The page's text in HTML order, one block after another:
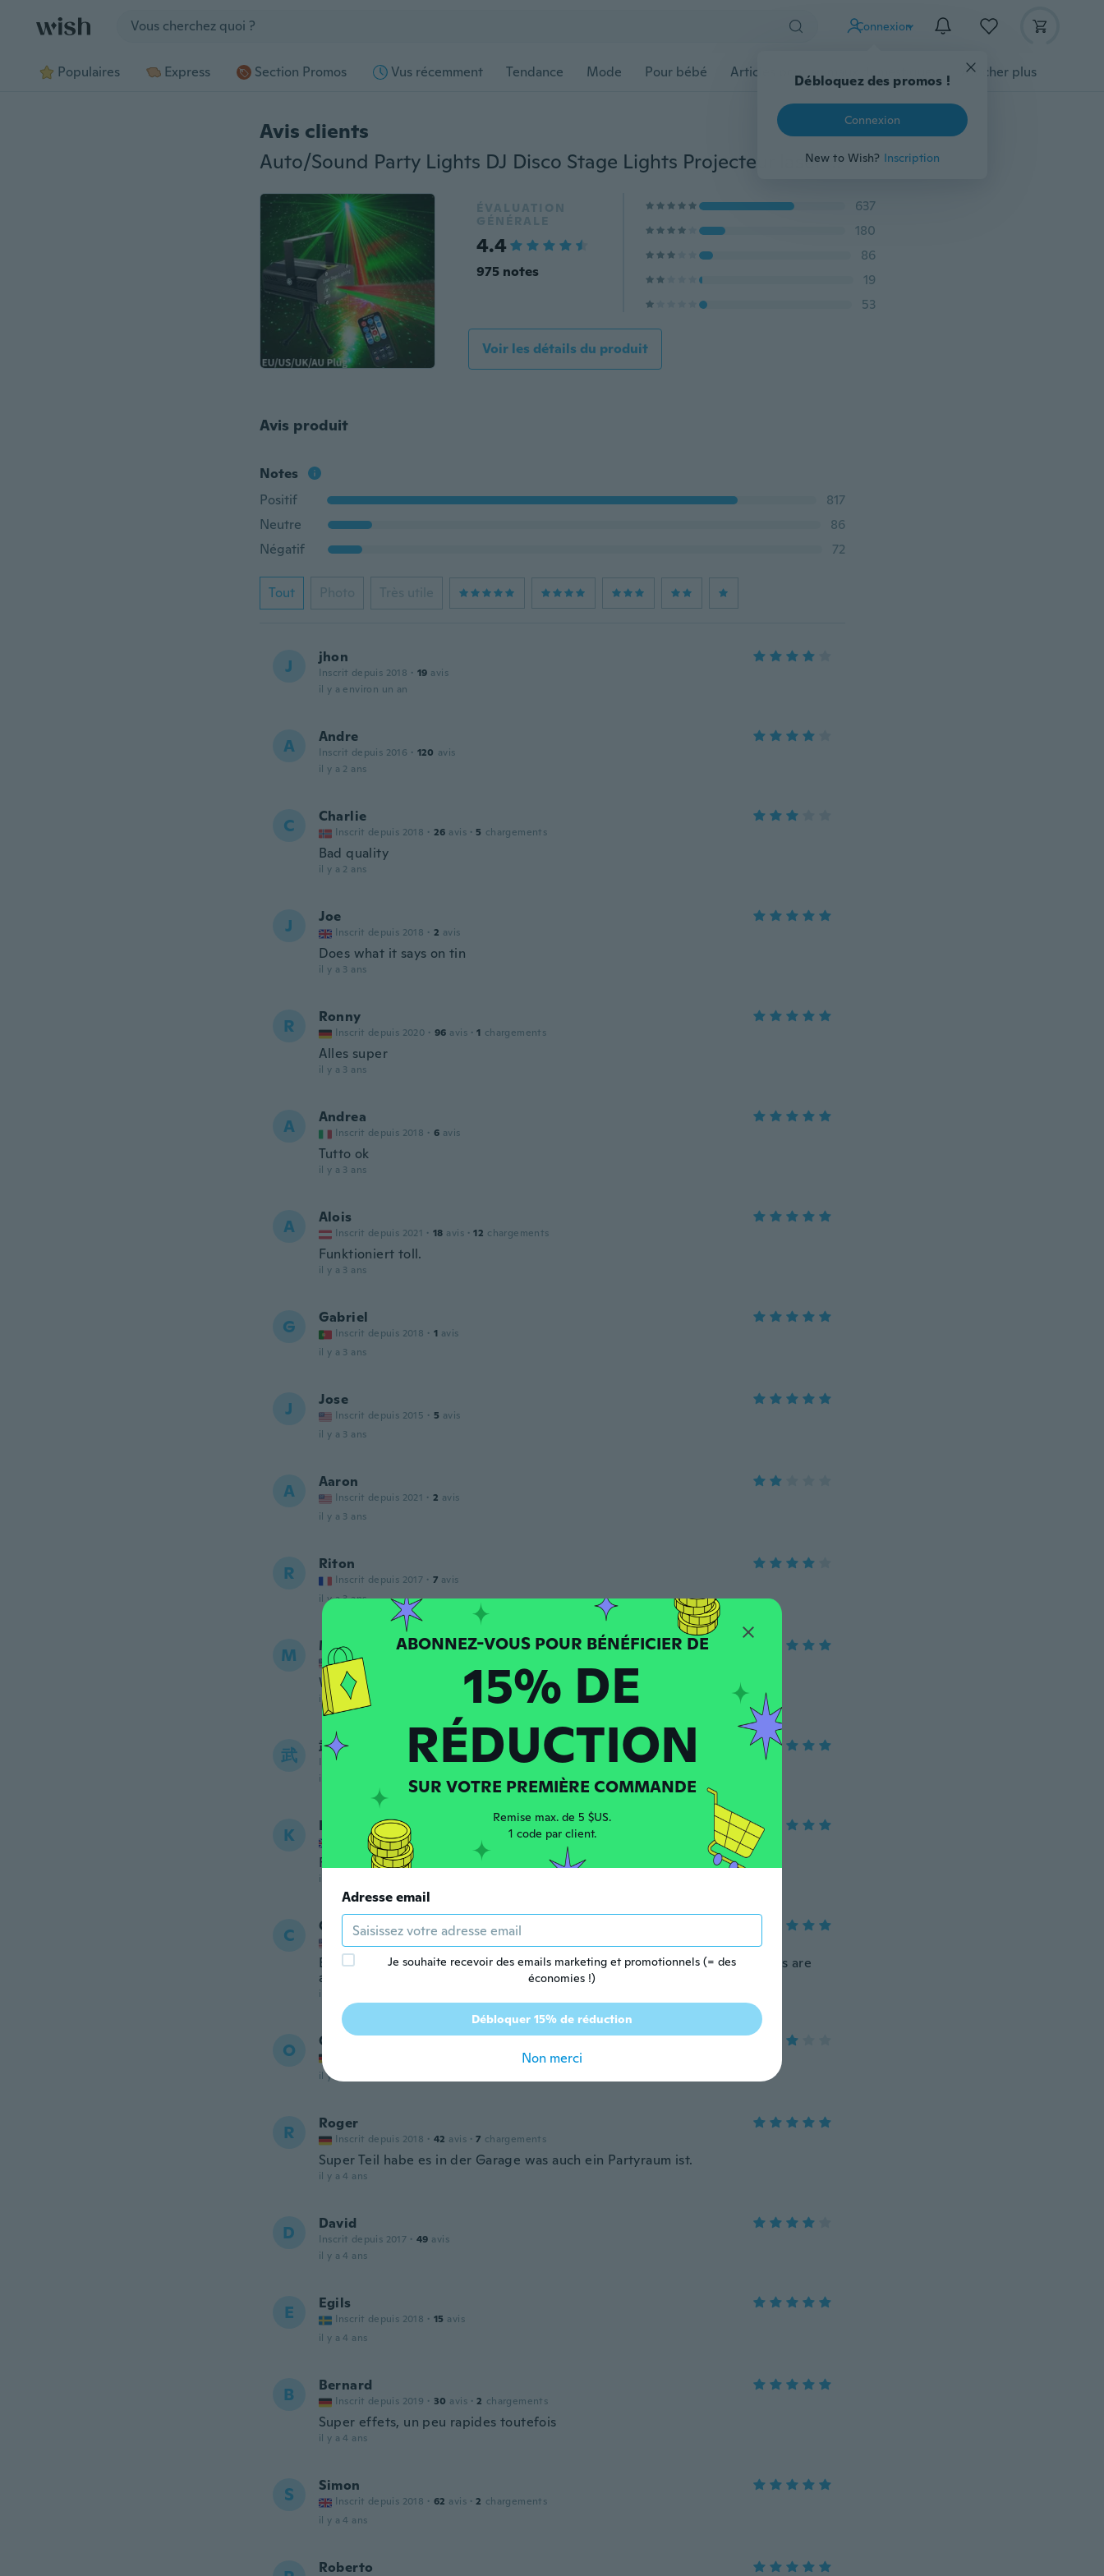
Connexion
Débloquez des promos !
Connexion
New to Wish? Inscription
Populaires Express Section Promos Vus récemment Tendance Mode Pour bébé Articles pour animaux domestiques Afficher plus
Avis clients
Auto/Sound Party Lights DJ Disco Stage Lights Projecteur laser Éclairage de scène Télécommande sans fil
ÉVALUATION
GÉNÉRALE
4.4
975 notes
637
180
86
19
53
Voir les détails du produit
Avis produit
Notes
Positif
817
Neutre
86
Négatif
72
Tout Photo Très utile
J jhon
Inscrit depuis 2018 · 19 avis
il y a environ un an
A Andre
Inscrit depuis 2016 · 120 avis
il y a 2 ans
C Charlie
Inscrit depuis 2018 · 26 avis · 5 chargements
Bad quality
il y a 2 ans
J Joe
Inscrit depuis 2018 · 2 avis
Does what it says on tin
il y a 3 ans
R Ronny
Inscrit depuis 2020 · 96 avis · 1 chargements
Alles super
il y a 3 ans
A Andrea
Inscrit depuis 2018 · 6 avis
Tutto ok
il y a 3 ans
A Alois
Inscrit depuis 2021 · 18 avis · 12 chargements
Funktioniert toll.
il y a 3 ans
G Gabriel
Inscrit depuis 2018 · 1 avis
il y a 3 ans
J Jose
Inscrit depuis 2015 · 5 avis
il y a 3 ans
A Aaron
Inscrit depuis 2021 · 2 avis
il y a 3 ans
R Riton
Inscrit depuis 2017 · 7 avis
il y a 3 ans
M Mario
Inscrit depuis 2021
Works great
il y a 4 ans
武 武
Inscrit depuis 2018 · 3
avis
il y a 4 ans
K Keith
Inscrit depuis 2017
Fantastic for the price.grandkids like it when playing music
il y a 4 ans
C Christopher
Inscrit depuis 2016
Excellent product. Will definitely be buying another one like this. The lights are
amazing
il y a 4 ans
O Oleg
il y a 4 ans
R Roger
Inscrit depuis 2018 · 42 avis · 7 chargements
Super Teil habe es in der Garage was auch ein Partyraum ist.
il y a 4 ans
D David
Inscrit depuis 2017 · 49 avis
il y a 4 ans
E Egils
Inscrit depuis 2018 · 15 avis
il y a 4 ans
B Bernard
Inscrit depuis 2019 · 30 avis · 2 chargements
Super effets, un peu rapides toutefois
il y a 4 ans
S Simon
Inscrit depuis 2018 · 62 avis · 2 chargements
il y a 4 ans
Roberto
15% DE
RÉDUCTION
SUR VOTRE PREMIÈRE COMMANDE
Remise max. de 5 $US.
1 code par client.
Adresse email
Je souhaite recevoir des emails marketing et promotionnels (= des
économies !)
Débloquer 15% de réduction
Non merci